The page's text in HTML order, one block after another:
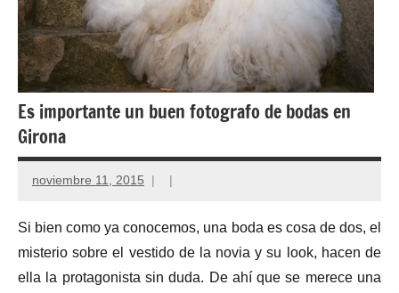
Es importante un buen fotografo de bodas en
Girona
noviembre 11, 2015
Si bien como ya conocemos, una boda es cosa de dos, el
misterio sobre el vestido de la novia y su look, hacen de
ella la protagonista sin duda. De ahí que se merece una